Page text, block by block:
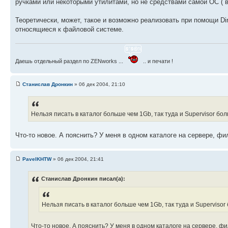
ручками или некоторыми утилитами, но не средствами самой ОС (
Теоретически, может, такое и возможно реализовать при помощи
относящиеся к файловой системе.
Даешь отдельный раздел по ZENworks ... .. и печати !
Станислав Дронкин » 06 дек 2004, 21:10
Нельзя писать в каталог больше чем 1Gb, так туда и Supervisor
Что-то новое. А пояснить? У меня в одном каталоге на сервере,
PavelKHTW» 06 дек 2004, 21:41
Станислав Дронкин писал(а):
Нельзя писать в каталог больше чем 1Gb, так туда и
Что-то новое. А пояснить? У меня в одном каталоге на сервере,